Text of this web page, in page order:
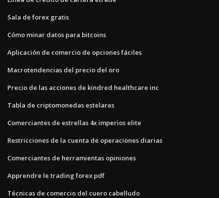
Sala de forex gratis
Cómo minar datos para bitcoins
Aplicación de comercio de opciones fáciles
Macrotendencias del precio del oro
Precio de las acciones de kindred healthcare inc
Tabla de criptomonedas estelares
Comerciantes de estrellas 4x imperios elite
Restricciones de la cuenta de operaciones diarias
Comerciantes de herramientas opiniones
Apprendre le trading forex pdf
Técnicas de comercio del cuero cabelludo